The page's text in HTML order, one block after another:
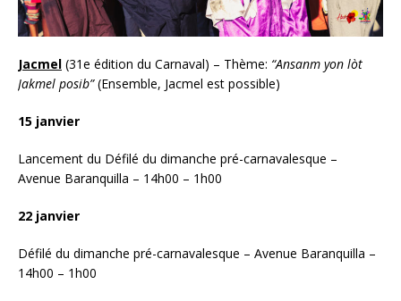
Jacmel (31e édition du Carnaval) – Thème: “Ansanm yon lòt
Jakmel posib”(Ensemble, Jacmel est possible)
15 janvier
Lancement du Défilé du dimanche pré-carnavalesque –
Avenue Baranquilla – 14h00 – 1h00
22 janvier
Défilé du dimanche pré-carnavalesque – Avenue Baranquilla –
14h00 – 1h00